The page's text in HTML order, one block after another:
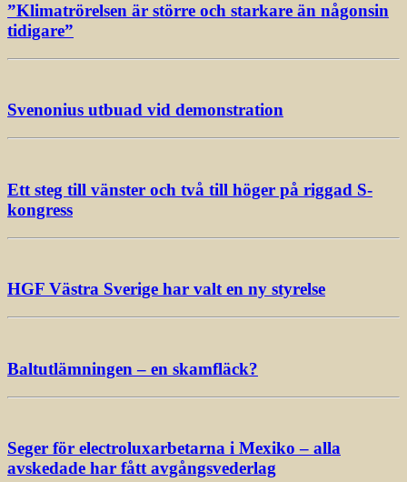
”Klimatrörelsen är större och starkare än någonsin
tidigare”
Svenonius utbuad vid demonstration
Ett steg till vänster och två till höger på riggad S-
kongress
HGF Västra Sverige har valt en ny styrelse
Baltutlämningen – en skamfläck?
Seger för electroluxarbetarna i Mexiko – alla
avskedade har fått avgångsvederlag